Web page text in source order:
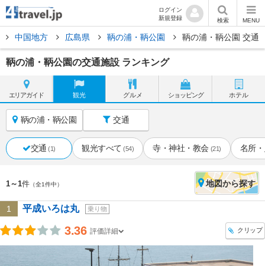
ログイン
新規登録
検索 MENU
中国地方 広島県 鞆の浦・鞆公園 鞆の浦・鞆公園 交通
鞆の浦・鞆公園の交通施設 ランキング
エリアガイド 観光 グルメ ショッピング ホテル
鞆の浦・鞆公園 交通
交通 (1) 観光すべて (54) 寺・神社・教会 (21) 名所
1～1件 （全1件中） 地図から探す
1 平成いろは丸 乗り物
3.36 評価詳細 クリップ